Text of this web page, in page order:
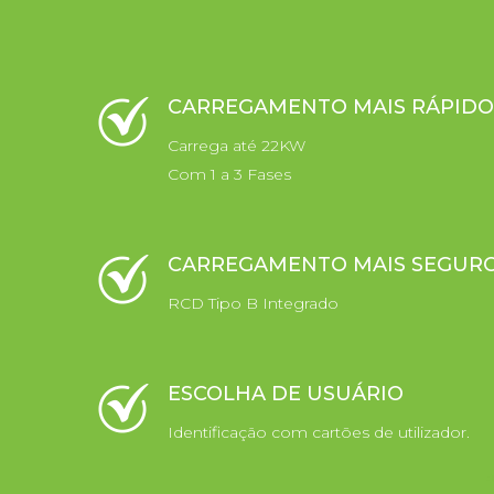
CARREGAMENTO MAIS RÁPIDO
Carrega até 22KW
Com 1 a 3 Fases
CARREGAMENTO MAIS
RCD Tipo B Integrado
ESCOLHA DE USUÁRIO
Identificação com cartões de utilizador.